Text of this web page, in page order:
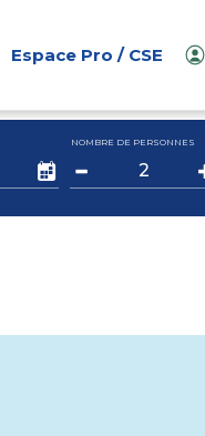
Espace Pro / CSE
NOMBRE DE PERSONNES